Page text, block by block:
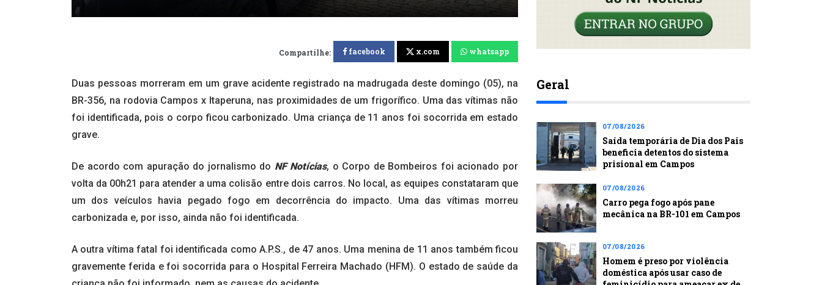
Compartilhe: facebook x.com whatsapp
Duas pessoas morreram em um grave acidente registrado na madrugada deste domingo (05), na
BR-356, na rodovia Campos x Itaperuna, nas proximidades de um frigorífico. Uma das vítimas não
foi identificada, pois o corpo ficou carbonizado. Uma criança de 11 anos foi socorrida em estado
grave.
De acordo com apuração do jornalismo do NF Notícias, o Corpo de Bombeiros foi acionado por
volta da 00h21 para atender a uma colisão entre dois carros. No local, as equipes constataram que
um dos veículos havia pegado fogo em decorrência do impacto. Uma das vítimas morreu
carbonizada e, por isso, ainda não foi identificada.
A outra vítima fatal foi identificada como A.P.S., de 47 anos. Uma menina de 11 anos também ficou
gravemente ferida e foi socorrida para o Hospital Ferreira Machado (HFM). O estado de saúde da
Geral
07/08/2026
Saída temporária de Dia dos Pais
beneficia detentos do sistema
prisional em Campos
07/08/2026
Carro pega fogo após pane
mecânica na BR-101 em Campos
07/08/2026
Homem é preso por violência
doméstica após usar caso de